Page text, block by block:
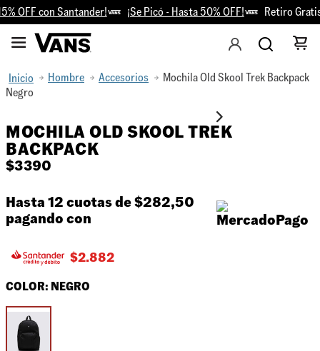
OFF con Santander! ¡Se Picó - Hasta 50% OFF! Retiro Gratis
Hombre Accesorios
Mochila Old Skool Trek Backpack
Negro
MOCHILA OLD SKOOL TREK
BACKPACK
$3390
Hasta 12 cuotas de$282,50
pagando con
$2.882
COLOR: NEGRO